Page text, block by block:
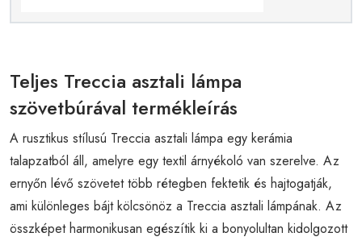
Teljes Treccia asztali lámpa
szövetbúrával termékleírás
A rusztikus stílusú Treccia asztali lámpa egy kerámia
talapzatból áll, amelyre egy textil árnyékoló van szerelve. Az
ernyőn lévő szövetet több rétegben fektetik és hajtogatják,
ami különleges bájt kölcsönöz a Treccia asztali lámpának. Az
összképet harmonikusan egészítik ki a bonyolultan kidolgozott